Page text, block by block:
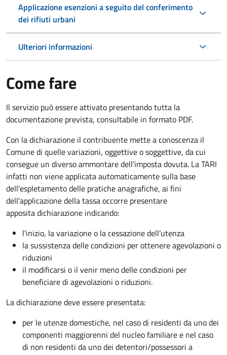
Applicazione esenzioni a seguito del conferimento
dei rifiuti urbani
Ulteriori informazioni
Come fare
Il servizio può essere attivato presentando tutta la
documentazione prevista, consultabile in formato PDF.
Con la dichiarazione il contribuente mette a conoscenza il
Comune di quelle variazioni, oggettive o soggettive, da cui
consegue un diverso ammontare dell’imposta dovuta. La TARI
infatti non viene applicata automaticamente sulla base
dell'espletamento delle pratiche anagrafiche, ai fini
dell'applicazione della tassa occorre presentare
apposita dichiarazione indicando:
l'inizio, la variazione o la cessazione dell’utenza
la sussistenza delle condizioni per ottenere agevolazioni o
riduzioni
il modificarsi o il venir meno delle condizioni per
beneficiare di agevolazioni o riduzioni.
La dichiarazione deve essere presentata:
per le utenze domestiche, nel caso di residenti da uno dei
componenti maggiorenni del nucleo familiare e nel caso
di non residenti da uno dei detentori/possessori a